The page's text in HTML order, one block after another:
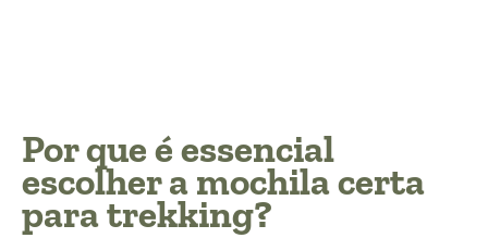
Por que é essencial
escolher a mochila certa
para trekking?